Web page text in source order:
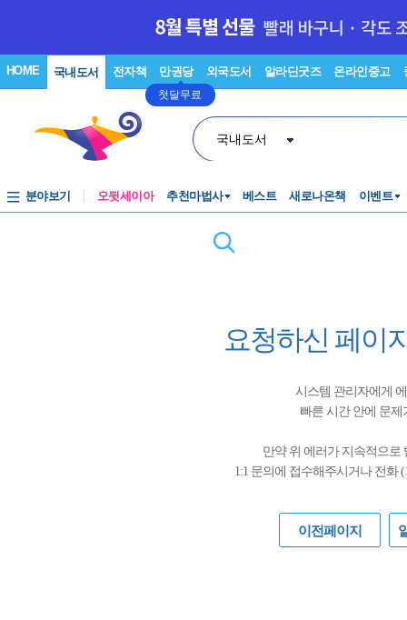
HOME 국내도서 전자책 만권당
첫달무료
외국도서 알라딘굿즈 온라인중고
국내도서
분야보기 오뒷세이아 추천마법사 베스트 새로나온책 이벤트
요청하신 페이
시스템 관리자에게
빠른 시간 안에 문
만약 위 에러가 지속적으로
1:1 문의에 접수해주시거나 전화 (
이전페이지